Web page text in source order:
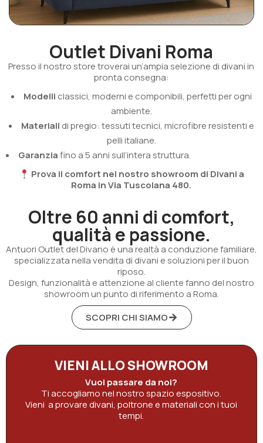
Outlet Divani Roma
Presso il nostro store troverai un’ampia selezione di divani in
pronta consegna:
Modelli classici, moderni e componibili, perfetti per ogni
ambiente.
Materiali di pregio: tessuti tecnici, microfibre resistenti e
pelli italiane.
Garanziafino a 5 anni sull’intera struttura.
Prova il comfort nel nostro showroom di Divani a
Roma in Via Tuscolana 480.
Oltre 60 anni di comfort,
qualità e passione.
Antuori Outlet del Divano è una realtà a conduzione familiare,
specializzata nella vendita di divani e soluzioni per il buon
riposo.
Design, funzionalità e attenzione al cliente fanno del nostro
showroom un punto di riferimento a Roma.
SCOPRI CHI SIAMO
VIENI ALLO SHOWROOM
Vuoi passare da noi?
Ti accogliamo nel nostro spazio espositivo.
Vieni a provare divani, poltrone e materiali con i tuoi
tempi.